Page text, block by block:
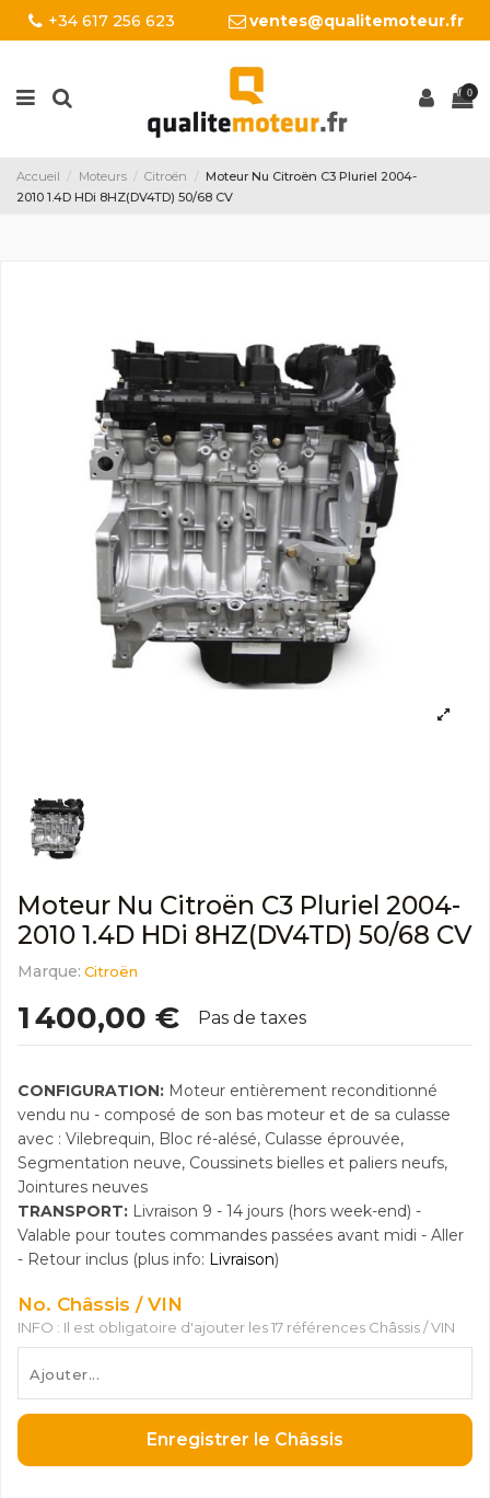
+34 617 256 623 ventes@qualitemoteur.fr
0
Accueil Moteurs Citroën
Moteur Nu Citroën C3 Pluriel 2004-
2010 1.4D HDi 8HZ(DV4TD) 50/68 CV
Moteur Nu Citroën C3 Pluriel 2004-
2010 1.4D HDi 8HZ(DV4TD) 50/68 CV
Marque: Citroën
1 400,00 € Pas de taxes
CONFIGURATION: Moteur entièrement reconditionné
vendu nu - composé de son bas moteur et de sa culasse
avec : Vilebrequin, Bloc ré-alésé, Culasse éprouvée,
Segmentation neuve, Coussinets bielles et paliers neufs,
Jointures neuves
TRANSPORT: Livraison 9 - 14 jours (hors week-end) -
Valable pour toutes commandes passées avant midi - Aller
- Retour inclus (plus info: Livraison)
No. Châssis / VIN
INFO : Il est obligatoire d'ajouter les 17 références Châssis / VIN
Enregistrer le Châssis